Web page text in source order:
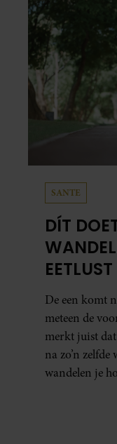
SANTE
DÍT
EETLUST
De een komt
meteen de
merkt juist
na zo’n
wandelen je